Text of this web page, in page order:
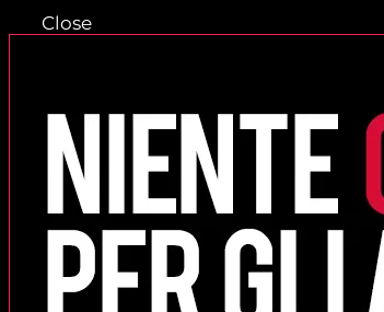
Close